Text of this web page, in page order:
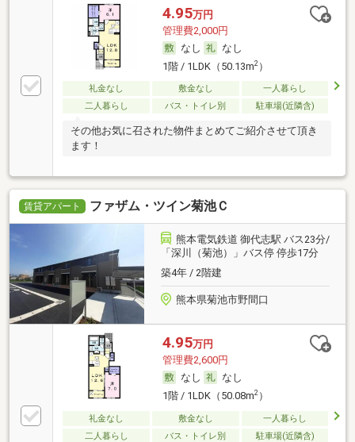
4.95万円
管理費2,000円
なし
なし
1階 / 1LDK（50.13m2）
礼金なし 敷金なし
一人暮らし
二人暮らし
バス・トイレ別 駐車場(近隣含)
その他お気に召された物件まとめてご紹介させて頂き
ます！
賃貸アパート ファザム・ツイン菊池Ｃ
熊本電気鉄道 御代志駅 バス23分/
「深川（菊池）」バス停 停歩17分
築4年 / 2階建
熊本県菊池市野間口
4.95万円
管理費2,600円
なし
なし
1階 / 1LDK（50.08m2）
礼金なし 敷金なし
一人暮らし
二人暮らし
バス・トイレ別 駐車場(近隣含)